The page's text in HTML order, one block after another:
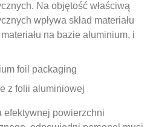
Na objętość właściwą
wpływa skład materiału
na bazie aluminium, i
z folii aluminiowej
efektywnej powierzchni